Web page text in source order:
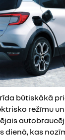
būtiskākā
režīmu
dienā, kas